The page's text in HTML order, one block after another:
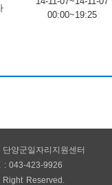
00:00~19:25
양군일자리지원센터
: 043-423-9926
Right Reserved.